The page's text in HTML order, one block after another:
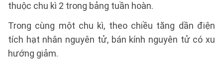
thuộc chu kì 2 trong bảng tuần hoàn.
Trong cùng một chu kì, theo chiều tăng dần điện
tích hạt nhân nguyên tử, bán kính nguyên tử có xu
hướng giảm.